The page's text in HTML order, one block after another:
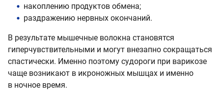
накоплению продуктов обмена;
раздражению нервных окончаний.
В результате мышечные волокна становятся
гиперчувствительными и могут внезапно сокращаться
спастически. Именно поэтому судороги при варикозе
чаще возникают в икроножных мышцах и именно
в ночное время.